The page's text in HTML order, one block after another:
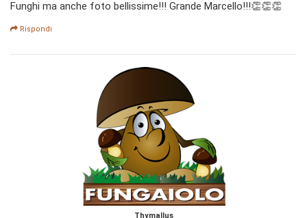
Funghi ma anche foto bellissime!!! Grande Marcello!!!👏👏👏
Rispondi
Thymallus